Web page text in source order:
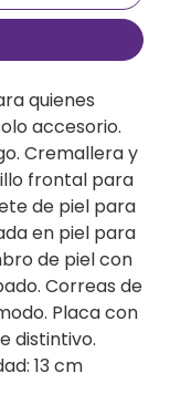
quienes
accesorio.
Cremallera y
frontal para
de piel para
en piel para
de piel con
Correas de
Placa con
distintivo.
13 cm